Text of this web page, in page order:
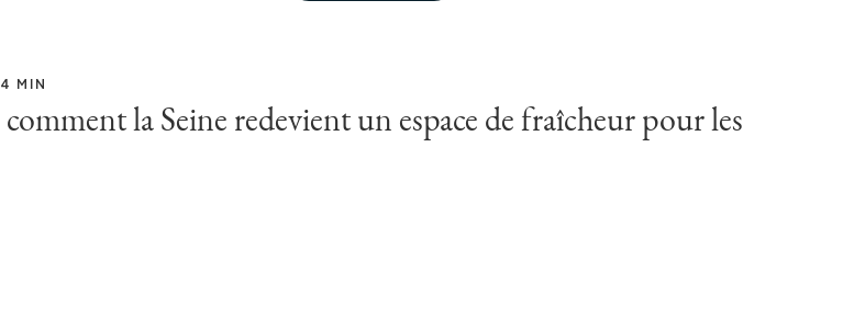
4 MIN
la Seine redevient un espace de fraîcheur pour les